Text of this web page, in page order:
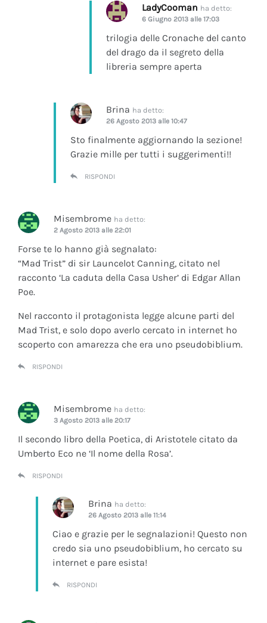
LadyCooman ha detto:
6 Giugno 2013 alle 17:03
trilogia delle Cronache del canto
del drago da il segreto della
libreria sempre aperta
Brina ha detto:
26 Agosto 2013 alle 10:47
Sto finalmente aggiornando la sezione!
Grazie mille per tutti i suggerimenti!!
RISPONDI
Misembrome ha detto:
2 Agosto 2013 alle 22:01
Forse te lo hanno già segnalato:
“Mad Trist” di sir Launcelot Canning, citato nel
racconto ‘La caduta della Casa Usher’ di Edgar Allan
Poe.
Nel racconto il protagonista legge alcune parti del
Mad Trist, e solo dopo averlo cercato in internet ho
scoperto con amarezza che era uno pseudobiblium.
RISPONDI
Misembrome ha detto:
3 Agosto 2013 alle 20:17
Il secondo libro della Poetica, di Aristotele citato da
Umberto Eco ne ‘Il nome della Rosa’.
RISPONDI
Brina ha detto:
26 Agosto 2013 alle 11:14
Ciao e grazie per le segnalazioni! Questo non
credo sia uno pseudobiblium, ho cercato su
internet e pare esista!
RISPONDI